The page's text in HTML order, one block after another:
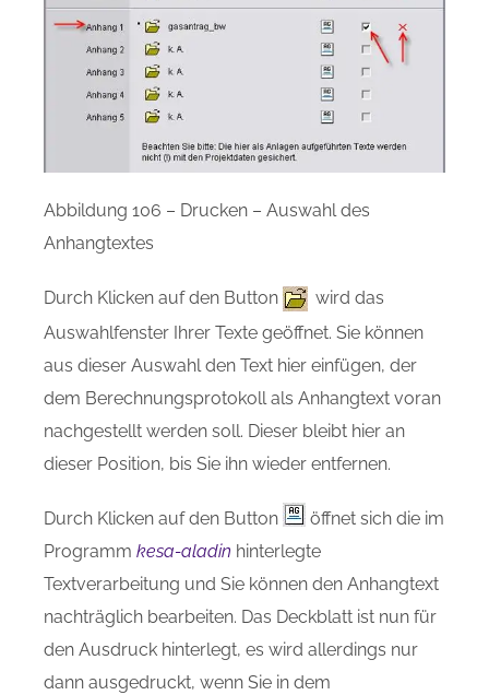
Abbildung 106 – Drucken – Auswahl des
Anhangtextes
Durch Klicken auf den Button
wird das
Auswahlfenster Ihrer Texte geöffnet. Sie können
aus dieser Auswahl den Text hier einfügen, der
dem Berechnungsprotokoll als Anhangtext voran
nachgestellt werden soll. Dieser bleibt hier an
dieser Position, bis Sie ihn wieder entfernen.
Durch Klicken auf den Button
öffnet sich die im
Programm kesa-aladin hinterlegte
Textverarbeitung und Sie können den Anhangtext
nachträglich bearbeiten. Das Deckblatt ist nun für
den Ausdruck hinterlegt, es wird allerdings nur
dann ausgedruckt, wenn Sie in dem